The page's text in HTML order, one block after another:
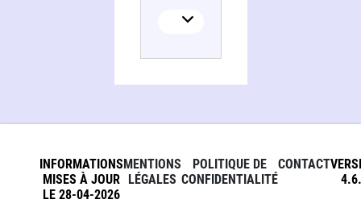
INFORMATIONS
MISES À JOUR
LE 28-04-2026
MENTIONS
LÉGALES
POLITIQUE DE
CONFIDENTIALITÉ
CONTACT